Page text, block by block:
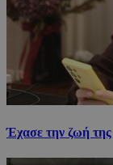
Έχασε την ζωή